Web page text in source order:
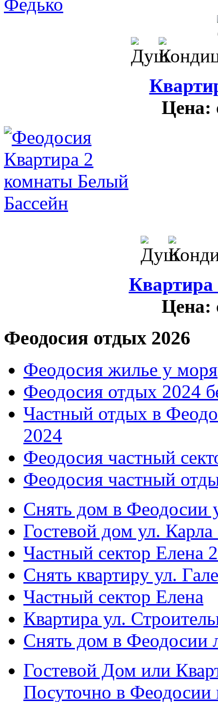
Цена:
Цена:
Феодосия отдых 2026
Феодосия жилье у моря
Феодосия отдых 2024
Частный отдых в
2024
Феодосия частный
Феодосия частный
Снять дом в Феодосии
Гостевой дом ул.
Частный сектор Елена 2
Снять квартиру ул.
Частный сектор Елена
Квартира ул.
Снять дом в Феодосии
Гостевой Дом или
Посуточно в Феодосии